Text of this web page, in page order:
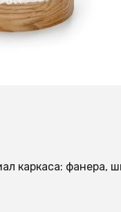
каркаса: фанера,